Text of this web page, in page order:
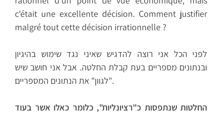
c'était une excellente décision. Comment justifier
malgré tout cette décision irrationnelle ?
לפני הכל אני רוצה להדגיש שאיני נגד שימוש בהיגיון
ובנתונים מספריים בעת קבלת החלטה. אבל אני חושב שיש
"לגוון" את הנתונים המספריים.
החלטות שנתפסות כ"רציונליות", כלומר כאלו אשר בעוד